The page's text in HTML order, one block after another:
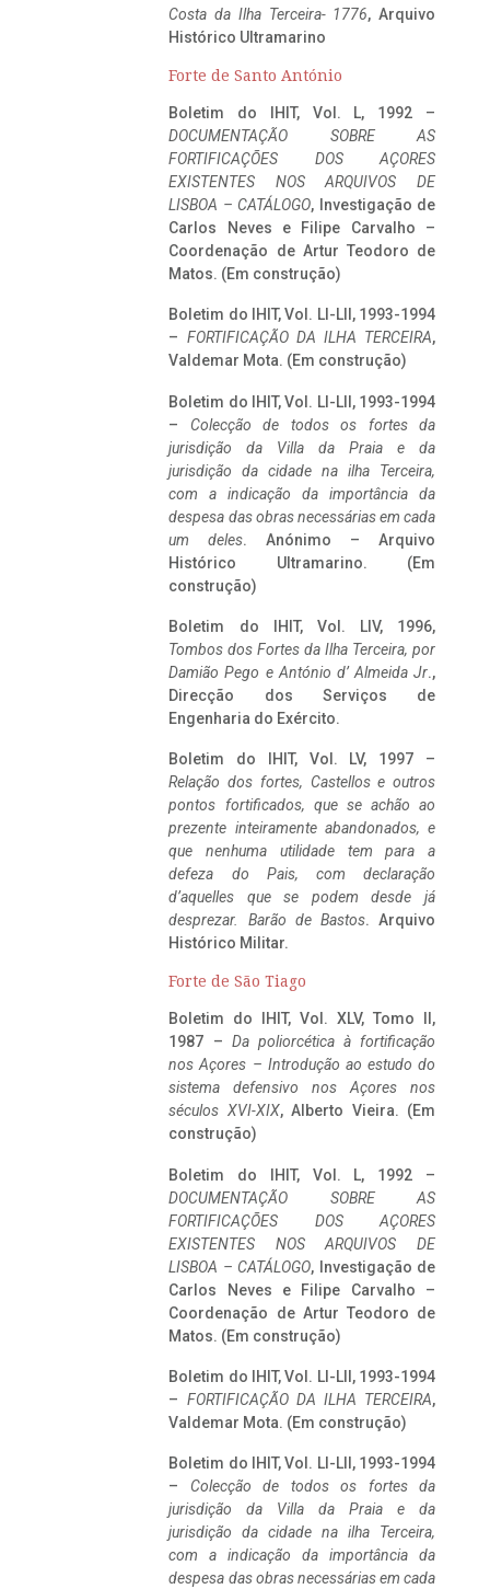
Costa da Ilha Terceira- 1776, Arquivo
Histórico Ultramarino
Forte de Santo António
Boletim do IHIT, Vol. L, 1992 –
DOCUMENTAÇÃO SOBRE AS
FORTIFICAÇÕES DOS AÇORES
EXISTENTES NOS ARQUIVOS DE
LISBOA – CATÁLOGO, Investigação de
Carlos Neves e Filipe Carvalho –
Coordenação de Artur Teodoro de
Matos. (Em construção)
Boletim do IHIT, Vol. LI-LII, 1993-1994
– FORTIFICAÇÃO DA ILHA TERCEIRA,
Valdemar Mota. (Em construção)
Boletim do IHIT, Vol. LI-LII, 1993-1994
– Colecção de todos os fortes da
jurisdição da Villa da Praia e da
jurisdição da cidade na ilha Terceira,
com a indicação da importância da
despesa das obras necessárias em cada
um deles. Anónimo – Arquivo
Histórico Ultramarino. (Em
construção)
Boletim do IHIT, Vol. LIV, 1996,
Tombos dos Fortes da Ilha Terceira, por
Damião Pego e António d’ Almeida Jr.,
Direcção dos Serviços de
Engenharia do Exército.
Boletim do IHIT, Vol. LV, 1997 –
Relação dos fortes, Castellos e outros
pontos fortificados, que se achão ao
prezente inteiramente abandonados, e
que nenhuma utilidade tem para a
defeza do Pais, com declaração
d’aquelles que se podem desde já
desprezar. Barão de Bastos. Arquivo
Histórico Militar.
Forte de São Tiago
Boletim do IHIT, Vol. XLV, Tomo II,
1987 – Da poliorcética à fortificação
nos Açores – Introdução ao estudo do
sistema defensivo nos Açores nos
séculos XVI-XIX, Alberto Vieira. (Em
construção)
Boletim do IHIT, Vol. L, 1992 –
DOCUMENTAÇÃO SOBRE AS
FORTIFICAÇÕES DOS AÇORES
EXISTENTES NOS ARQUIVOS DE
LISBOA – CATÁLOGO, Investigação de
Carlos Neves e Filipe Carvalho –
Coordenação de Artur Teodoro de
Matos. (Em construção)
Boletim do IHIT, Vol. LI-LII, 1993-1994
– FORTIFICAÇÃO DA ILHA TERCEIRA,
Valdemar Mota. (Em construção)
Boletim do IHIT, Vol. LI-LII, 1993-1994
– Colecção de todos os fortes da
jurisdição da Villa da Praia e da
jurisdição da cidade na ilha Terceira,
com a indicação da importância da
despesa das obras necessárias em cada